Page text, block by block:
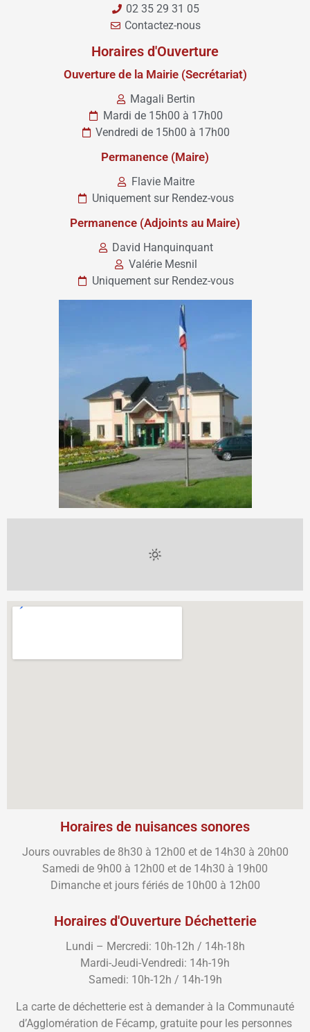
02 35 29 31 05
Contactez-nous
Horaires d'Ouverture
Ouverture de la Mairie (Secrétariat)
Magali Bertin
Mardi de 15h00 à 17h00
Vendredi de 15h00 à 17h00
Permanence (Maire)
Flavie Maitre
Uniquement sur Rendez-vous
Permanence (Adjoints au Maire)
David Hanquinquant
Valérie Mesnil
Uniquement sur Rendez-vous
Horaires de nuisances sonores
Jours ouvrables de 8h30 à 12h00 et de 14h30 à 20h00
Samedi de 9h00 à 12h00 et de 14h30 à 19h00
Dimanche et jours fériés de 10h00 à 12h00
Horaires d'Ouverture Déchetterie
Lundi – Mercredi: 10h-12h / 14h-18h
Mardi-Jeudi-Vendredi: 14h-19h
Samedi: 10h-12h / 14h-19h
La carte de déchetterie est à demander à la Communauté
d’Agglomération de Fécamp, gratuite pour les personnes